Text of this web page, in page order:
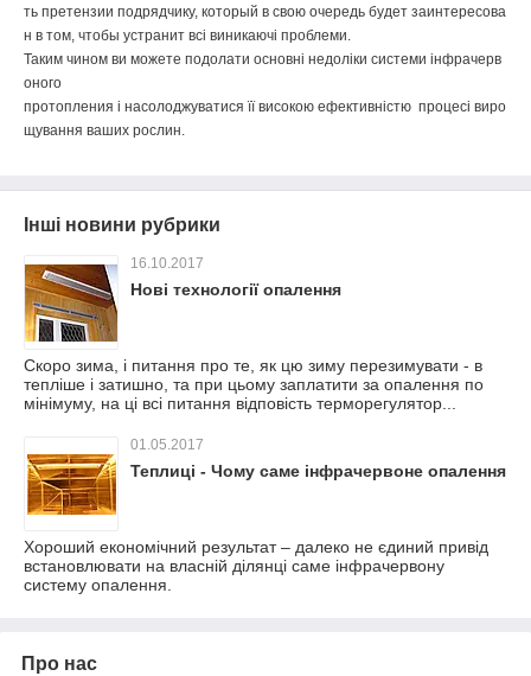
ть претензии подрядчику, который в свою очередь будет заинтересова
н в том, чтобы устранит всі виникаючі проблеми.
Таким чином ви можете подолати основні недоліки системи інфрачерв
оного
протопления і насолоджуватися її високою ефективністю процесі виро
щування ваших рослин.
Інші новини рубрики
16.10.2017
Нові технології опалення
Скоро зима, і питання про те, як цю зиму перезимувати - в
тепліше і затишно, та при цьому заплатити за опалення по
мінімуму, на ці всі питання відповість терморегулятор...
01.05.2017
Теплиці - Чому саме інфрачервоне опалення
Хороший економічний результат – далеко не єдиний привід
встановлювати на власній ділянці саме інфрачервону
систему опалення.
Про нас